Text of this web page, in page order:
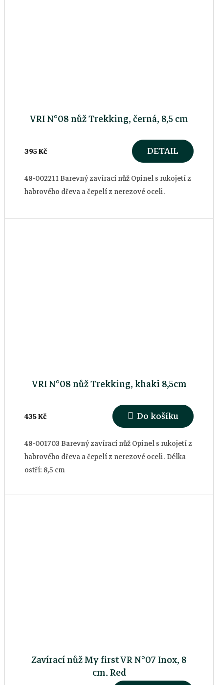
VRI N°08 nůž Trekking, černá, 8,5 cm
395 Kč DETAIL
48-002211 Barevný zavírací nůž Opinel s rukojetí z
habrového dřeva a čepelí z nerezové oceli.
VRI N°08 nůž Trekking, khaki 8,5cm
435 Kč Do košíku
48-001703 Barevný zavírací nůž Opinel s rukojetí z
habrového dřeva a čepelí z nerezové oceli. Délka
ostří: 8,5 cm
Zavírací nůž My first VR N°07 Inox, 8
cm, Red